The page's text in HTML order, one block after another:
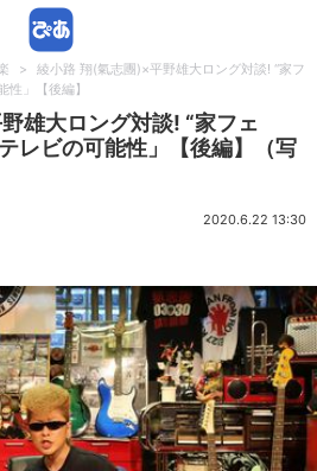
>
綾小路 翔(氣志團)×平野雄大ロング対談! “家フ
性」【後編】
雄大ロング対談! “家フェ
レビの可能性」【後編】（写
2020.6.22 13:30